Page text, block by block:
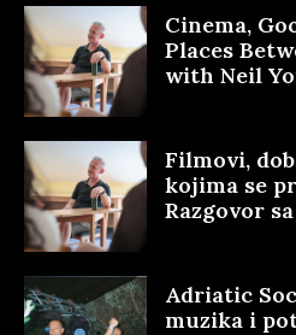
Cinema,
Places
with Neil
Filmovi,
kojima se
Razgovor
Adriatic
muzika i